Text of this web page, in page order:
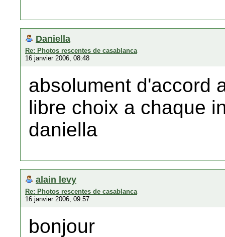
Daniella
Re: Photos rescentes de casablanca
16 janvier 2006, 08:48
absolument d'accord
libre choix a chaque
daniella
alain levy
Re: Photos rescentes de casablanca
16 janvier 2006, 09:57
bonjour